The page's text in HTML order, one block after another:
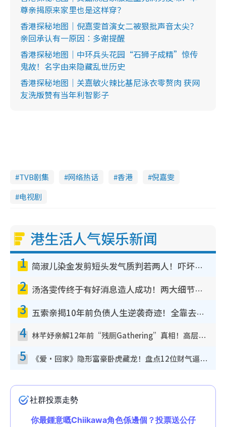
尊亲揭原来家里也是这样穿？
香港探秘地图｜倪嘉雯首演女二被狠批声音太尖？
亲回承认有一原因︰多谢提醒
香港探秘地图｜中环兵头花园“石狮子成精”惊传
鬼故！名字由来隐藏乱世历史
香港探秘地图｜关嘉敏火辣比基尼泳衣零赘肉 获网
友洗版赞有当年利智影子
TVB剧集 网络热话 香港
倪嘉雯
电视剧
港生活人气娱乐新闻
1 简淑儿染金发剪短头发气质判若两人！吓坏老公麦大力都认不出：“你做什么？”
2 汤洛雯传终于有好消息造人成功！两大细节曝孕味极浓引猜测：大肚婆先会咁！
3 五索亲揭10年前负债人生逆袭奇迹！全靠去一地方转运后即遇上马先生
4 林芊妤亲解12年前“残厕Gathering”真相！高层解约一句话重创尊严，至今拒返TVB
5 《爱·回家》隐形富豪卧虎藏龙！盘点12位财气逼人的有钱艺人：这位美女3亿身家不愁做